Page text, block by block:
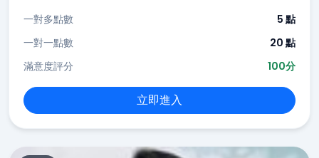
一對多點數
5 點
一對一點數
20 點
滿意度評分
100分
立即進入